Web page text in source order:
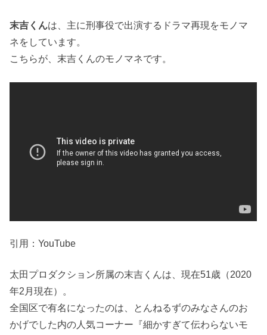
末吉くんは、主に刑事役で出演するドラマ再現をモノマ
ネをしています。
こちらが、末吉くんのモノマネです。
引用：YouTube
太田プロダクション所属の末吉くんは、現在51歳（2020
年2月現在）。
全国区で有名になったのは、とんねるずのみなさんのお
かげでした内の人気コーナー『細かすぎて伝わらないモ